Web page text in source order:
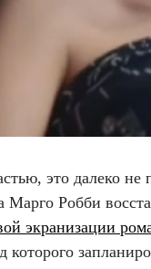
это далеко не
Марго Робби
экранизации
которого